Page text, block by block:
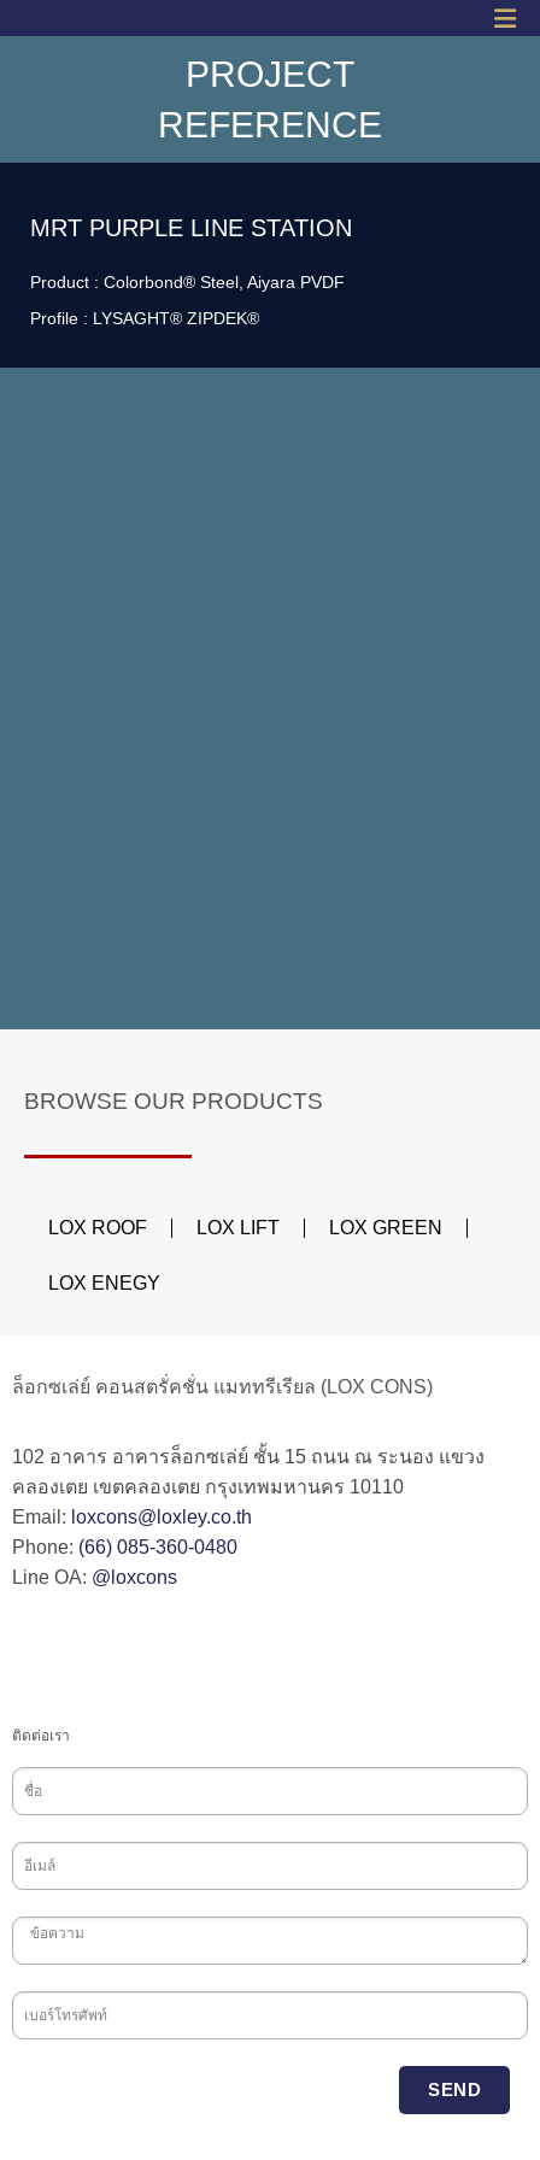
PROJECT
REFERENCE
MRT PURPLE LINE STATION
Product : Colorbond® Steel, Aiyara PVDF
Profile : LYSAGHT® ZIPDEK®
BROWSE OUR PRODUCTS
LOX ROOF LOX LIFT LOX GREEN
LOX ENEGY
ล็อกซเล่ย์ คอนสตรั่คชั่น แมททรีเรียล (LOX CONS)
102 อาคาร อาคารล็อกซเล่ย์ ชั้น 15 ถนน ณ ระนอง แขวง
คลองเตย เขตคลองเตย กรุงเทพมหานคร 10110
Email: loxcons@loxley.co.th
Phone: (66) 085-360-0480
Line OA: @loxcons
ติดต่อเรา
SEND